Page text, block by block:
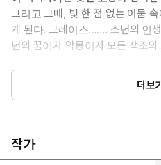
그리고 그때, 빛 한 점 없는 어둠
게 된다. 그레이스……. 소년의 인
년의 꿈이자 악몽이자 모든 색조
한편, 또 다른 소녀 ‘세인트’는 패
한 아이가 실종되었고, 며칠이 지
행복해야 할 졸업 전야제에 어두컴
데……. 본 적 없는 소녀를 찾겠다
더보
작가